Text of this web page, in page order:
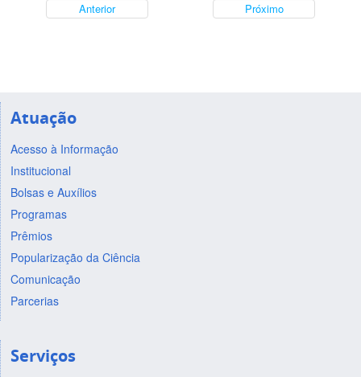
Anterior Próximo
Atuação
Acesso à Informação
Institucional
Bolsas e Auxílios
Programas
Prêmios
Popularização da Ciência
Comunicação
Parcerias
Serviços